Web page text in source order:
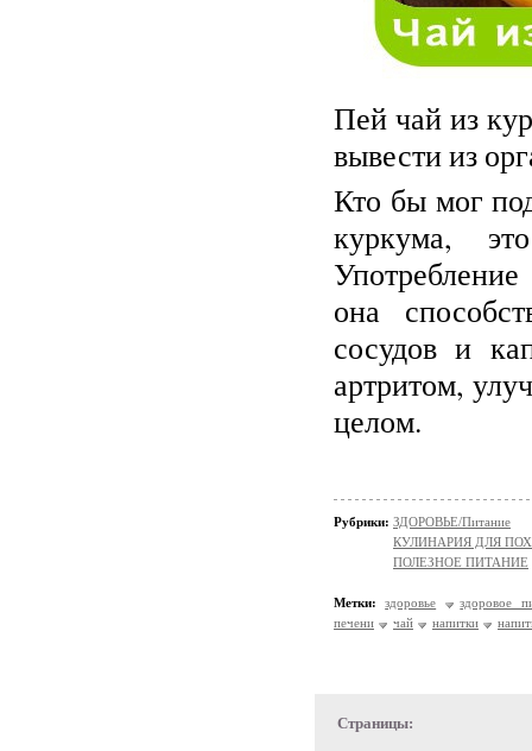
Пей чай из
вывести из
Кто бы мог
куркума,
она
сосудов и
артритом,
целом.
Рубрики: ЗДОРОВЬЕ/Питание
КУЛИНАРИЯ ДЛЯ
ПОЛЕЗНОЕ ПИТАНИЕ
Метки: здоровье
здоровое
печени
чай напитки
Страницы: